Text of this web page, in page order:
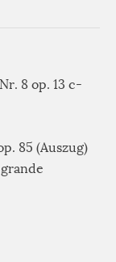
8 op. 13 c-
85 (Auszug)